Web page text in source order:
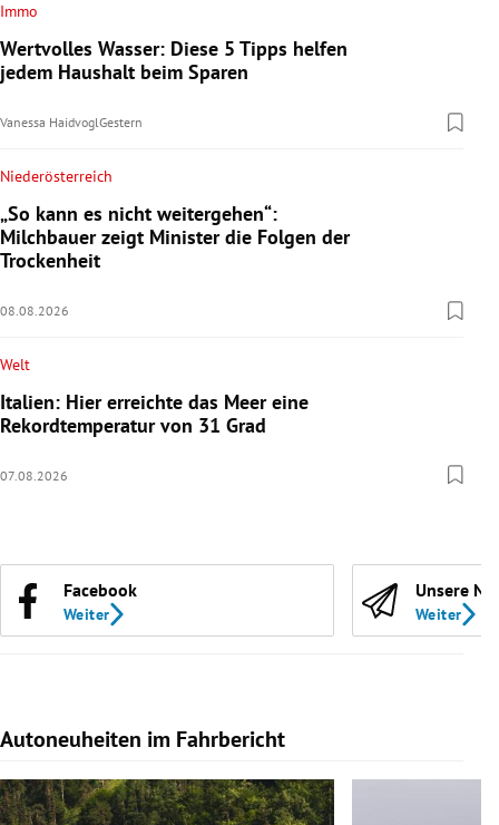
Immo
Wertvolles Wasser: Diese 5 Tipps helfen
jedem Haushalt beim Sparen
Vanessa HaidvoglGestern
Niederösterreich
„So kann es nicht weitergehen“:
Milchbauer zeigt Minister die Folgen der
Trockenheit
08.08.2026
Welt
Italien: Hier erreichte das Meer eine
Rekordtemperatur von 31 Grad
07.08.2026
Facebook
Weiter
Unsere
Weiter
Autoneuheiten im Fahrbericht
Slide 1 von 7